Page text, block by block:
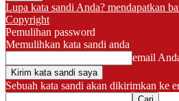
Lupa kata sandi Anda? mendapatkan
Copyright
Pemulihan password
Memulihkan kata sandi anda
email
Sebuah kata sandi akan dikirimkan ke